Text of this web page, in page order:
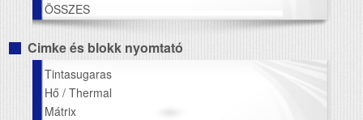
ÖSSZES
Cimke és blokk nyomtató
Tintasugaras
Hő / Thermal
Mátrix